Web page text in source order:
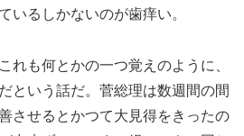
いるしかないのが歯痒い。
れも何とかの一つ覚えのように、
という話だ。菅総理は数週間の間
させるとかつて大見得をきったの